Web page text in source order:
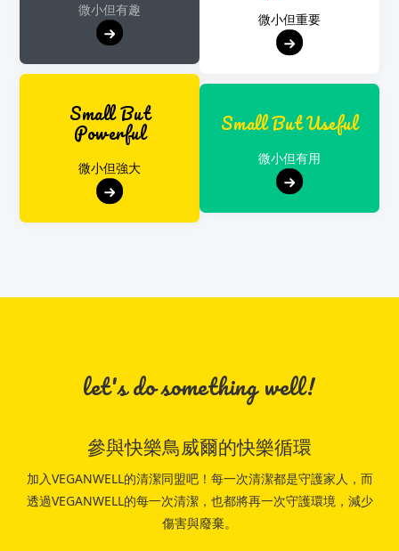
微小但有趣
微小但重要
Small But
Powerful
微小但強大
Small But Useful
微小但有用
let's do something well!
參與快樂鳥威爾的快樂循環
加入VEGANWELL的清潔同盟吧！每一次清潔都是守護家人，而
透過VEGANWELL的每一次清潔，也都將再一次守護環境，減少
傷害與廢棄。